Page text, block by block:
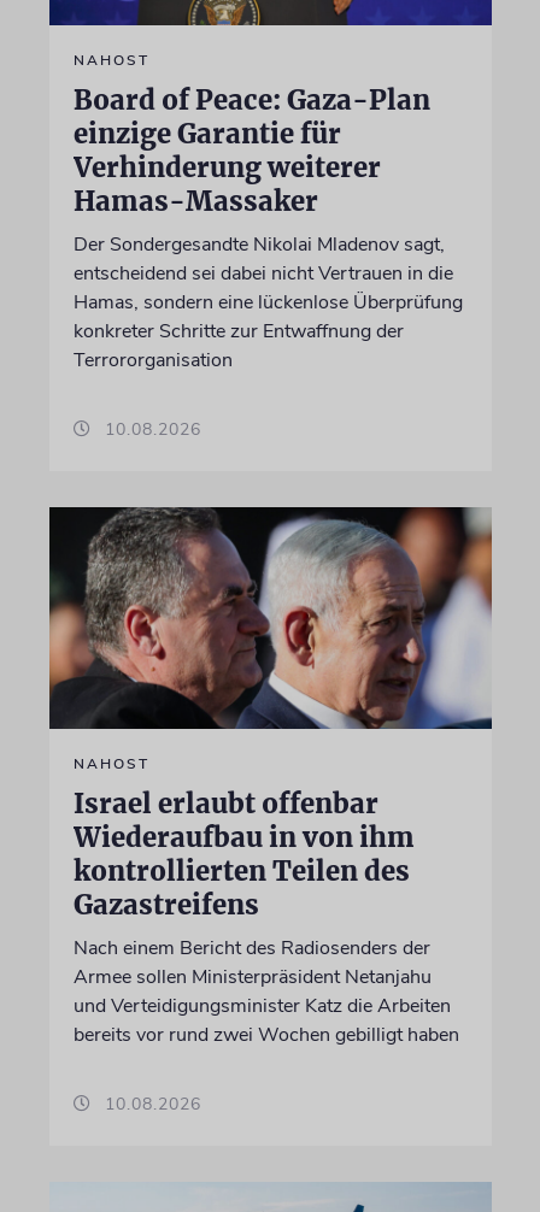
NAHOST
Board of Peace: Gaza-Plan
einzige Garantie für
Verhinderung weiterer
Hamas-Massaker
Der Sondergesandte Nikolai Mladenov sagt,
entscheidend sei dabei nicht Vertrauen in die
Hamas, sondern eine lückenlose Überprüfung
konkreter Schritte zur Entwaffnung der
Terrororganisation
10.08.2026
NAHOST
Israel erlaubt offenbar
Wiederaufbau in von ihm
kontrollierten Teilen des
Gazastreifens
Nach einem Bericht des Radiosenders der
Armee sollen Ministerpräsident Netanjahu
und Verteidigungsminister Katz die Arbeiten
bereits vor rund zwei Wochen gebilligt haben
10.08.2026